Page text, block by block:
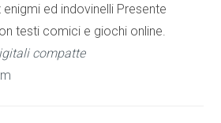
ed indovinelli Presente
testi comici e giochi online.
compatte